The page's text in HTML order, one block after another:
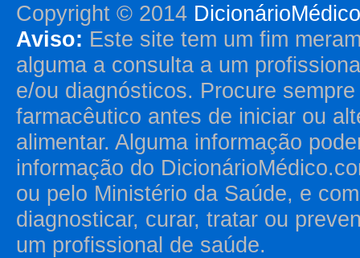
Copyright © 2014
Aviso: Este site tem um fim
alguma a consulta a um
e/ou diagnósticos. Procure
farmacêutico antes de iniciar ou
alimentar. Alguma informação
informação do
ou pelo Ministério da Saúde, e
diagnosticar, curar, tratar ou
um profissional de saúde.